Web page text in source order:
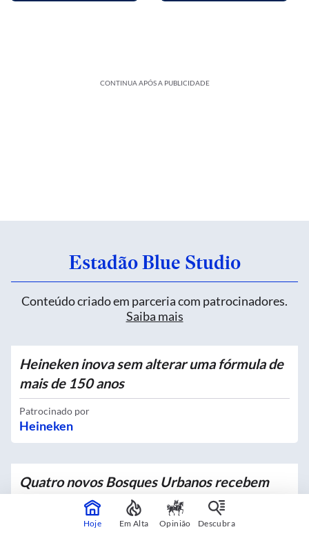
CONTINUA APÓS A PUBLICIDADE
Estadão Blue Studio
Conteúdo criado em parceria com patrocinadores.
Saiba mais
Heineken inova sem alterar uma fórmula de
mais de 150 anos
Patrocinado por
Heineken
Quatro novos Bosques Urbanos recebem
mais de 4 mil mudas no Centro
Em parceria comHoje Em Alta Opinião Descubra